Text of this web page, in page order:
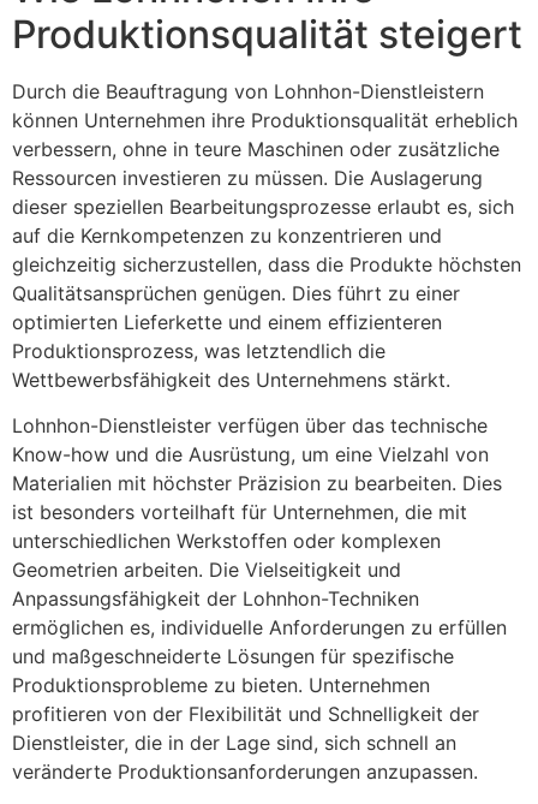
Produktionsqualität steigert
Durch die Beauftragung von Lohnhon-Dienstleistern
können Unternehmen ihre Produktionsqualität erheblich
verbessern, ohne in teure Maschinen oder zusätzliche
Ressourcen investieren zu müssen. Die Auslagerung
dieser speziellen Bearbeitungsprozesse erlaubt es, sich
auf die Kernkompetenzen zu konzentrieren und
gleichzeitig sicherzustellen, dass die Produkte höchsten
Qualitätsansprüchen genügen. Dies führt zu einer
optimierten Lieferkette und einem effizienteren
Produktionsprozess, was letztendlich die
Wettbewerbsfähigkeit des Unternehmens stärkt.
Lohnhon-Dienstleister verfügen über das technische
Know-how und die Ausrüstung, um eine Vielzahl von
Materialien mit höchster Präzision zu bearbeiten. Dies
ist besonders vorteilhaft für Unternehmen, die mit
unterschiedlichen Werkstoffen oder komplexen
Geometrien arbeiten. Die Vielseitigkeit und
Anpassungsfähigkeit der Lohnhon-Techniken
ermöglichen es, individuelle Anforderungen zu erfüllen
und maßgeschneiderte Lösungen für spezifische
Produktionsprobleme zu bieten. Unternehmen
profitieren von der Flexibilität und Schnelligkeit der
Dienstleister, die in der Lage sind, sich schnell an
veränderte Produktionsanforderungen anzupassen.